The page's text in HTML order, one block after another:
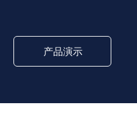
产品演示